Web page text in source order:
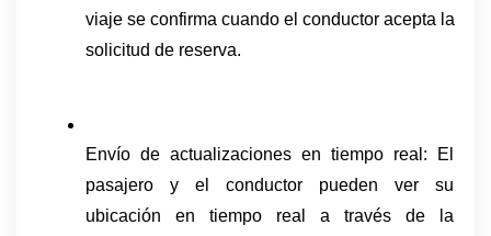
viaje se confirma cuando el conductor acepta la
solicitud de reserva.
Envío de actualizaciones en tiempo real: El
pasajero y el conductor pueden ver su
ubicación en tiempo real a través de la